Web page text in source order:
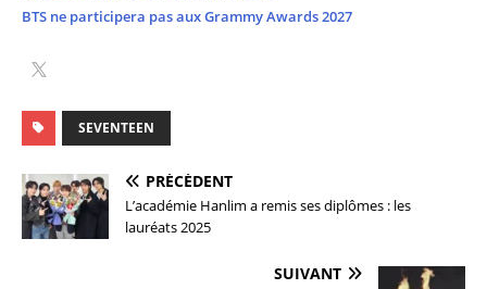
BTS ne participera pas aux Grammy Awards 2027
SEVENTEEN
PRÉCÉDENT
L’académie Hanlim a remis ses diplômes : les
lauréats 2025
SUIVANT